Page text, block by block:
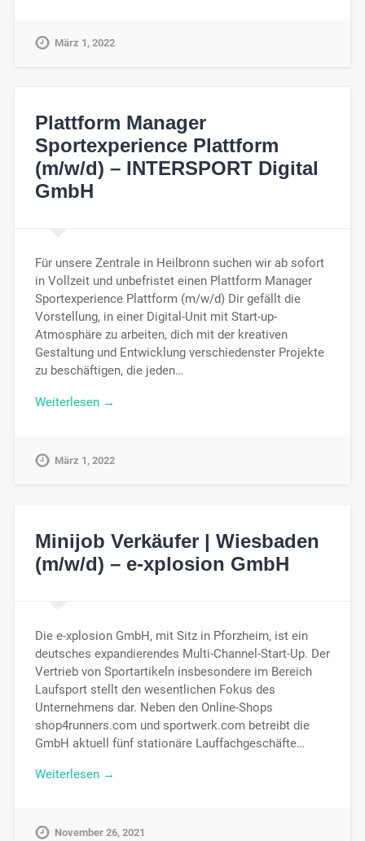
März 1, 2022
Plattform Manager
Sportexperience Plattform
(m/w/d) – INTERSPORT Digital
GmbH
Für unsere Zentrale in Heilbronn suchen wir ab sofort
in Vollzeit und unbefristet einen Plattform Manager
Sportexperience Plattform (m/w/d) Dir gefällt die
Vorstellung, in einer Digital-Unit mit Start-up-
Atmosphäre zu arbeiten, dich mit der kreativen
Gestaltung und Entwicklung verschiedenster Projekte
zu beschäftigen, die jeden…
Weiterlesen →
März 1, 2022
Minijob Verkäufer | Wiesbaden
(m/w/d) – e-xplosion GmbH
Die e-xplosion GmbH, mit Sitz in Pforzheim, ist ein
deutsches expandierendes Multi-Channel-Start-Up. Der
Vertrieb von Sportartikeln insbesondere im Bereich
Laufsport stellt den wesentlichen Fokus des
Unternehmens dar. Neben den Online-Shops
shop4runners.com und sportwerk.com betreibt die
GmbH aktuell fünf stationäre Lauffachgeschäfte…
Weiterlesen →
November 26, 2021